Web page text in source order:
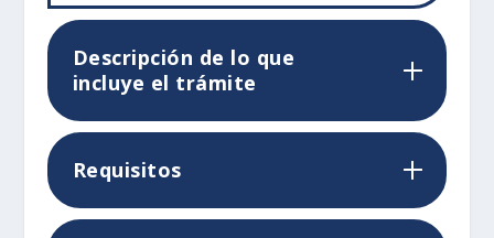
Descripción de lo que
incluye el trámite
Requisitos